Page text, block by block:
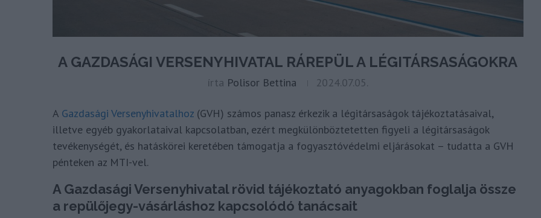
A GAZDASÁGI VERSENYHIVATAL RÁREPÜL A LÉGITÁRSASÁGOKRA
írta Polisor Bettina 2024.07.05.
A Gazdasági Versenyhivatalhoz (GVH) számos panasz érkezik a légitársaságok tájékoztatásaival,
illetve egyéb gyakorlataival kapcsolatban, ezért megkülönböztetetten figyeli a légitársaságok
tevékenységét, és hatáskörei keretében támogatja a fogyasztóvédelmi eljárásokat – tudatta a GVH
pénteken az MTI-vel.
A Gazdasági Versenyhivatal rövid tájékoztató anyagokban foglalja össze
a repülőjegy-vásárláshoz kapcsolódó tanácsait